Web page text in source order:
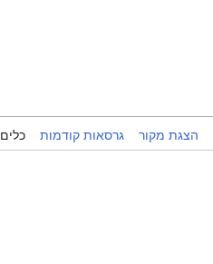
הצגת מקור גרסאות קודמות כלים